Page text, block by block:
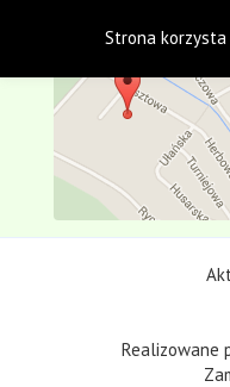
Koło w Świnoujściu
Realizowane
Strona